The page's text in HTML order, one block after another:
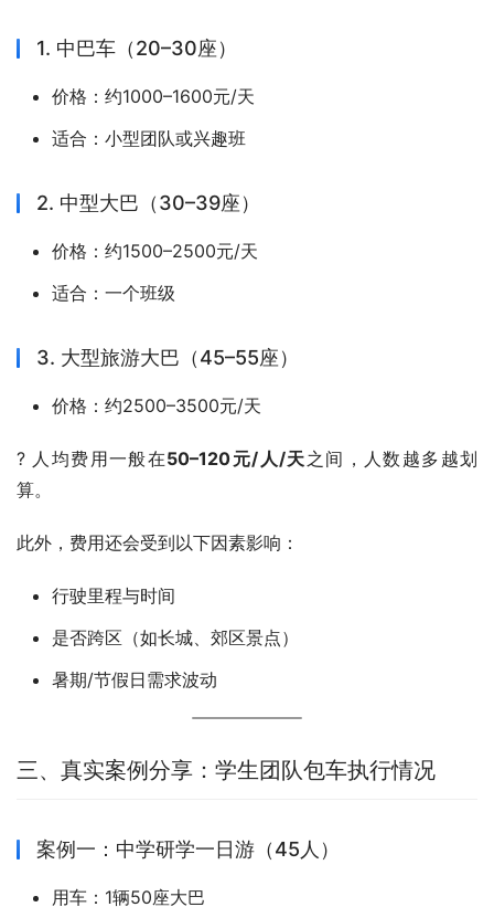
1. 中巴车（20–30座）
价格：约1000–1600元/天
适合：小型团队或兴趣班
2. 中型大巴（30–39座）
价格：约1500–2500元/天
适合：一个班级
3. 大型旅游大巴（45–55座）
价格：约2500–3500元/天
? 人均费用一般在50–120元/人/天之间，人数越多越划
算。
此外，费用还会受到以下因素影响：
行驶里程与时间
是否跨区（如长城、郊区景点）
暑期/节假日需求波动
三、真实案例分享：学生团队包车执行情况
案例一：中学研学一日游（45人）
用车：1辆50座大巴